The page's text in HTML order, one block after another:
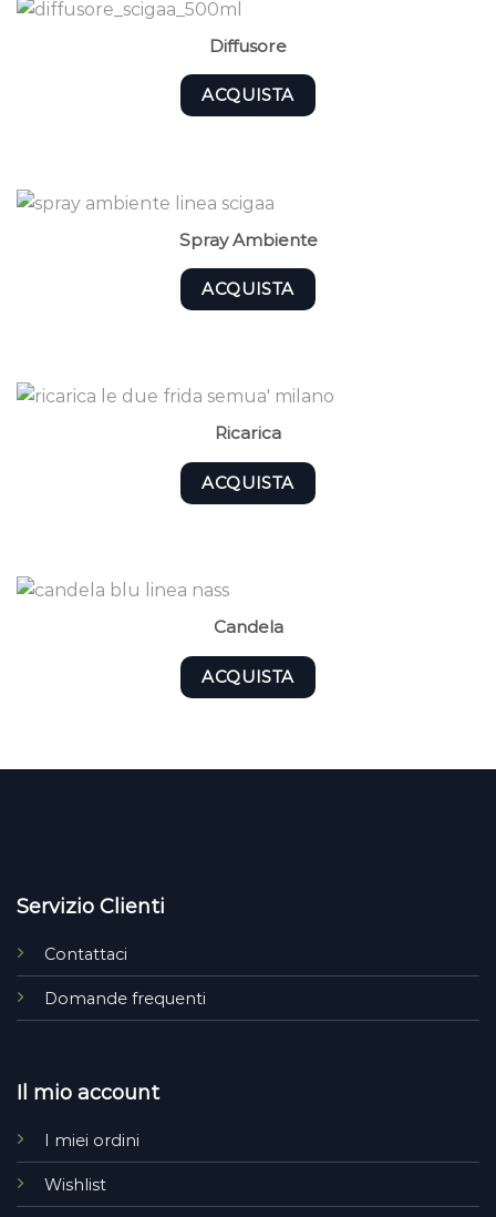
Diffusore
ACQUISTA
Spray Ambiente
ACQUISTA
Ricarica
ACQUISTA
Candela
ACQUISTA
Servizio Clienti
Contattaci
Domande frequenti
Il mio account
I miei ordini
Wishlist